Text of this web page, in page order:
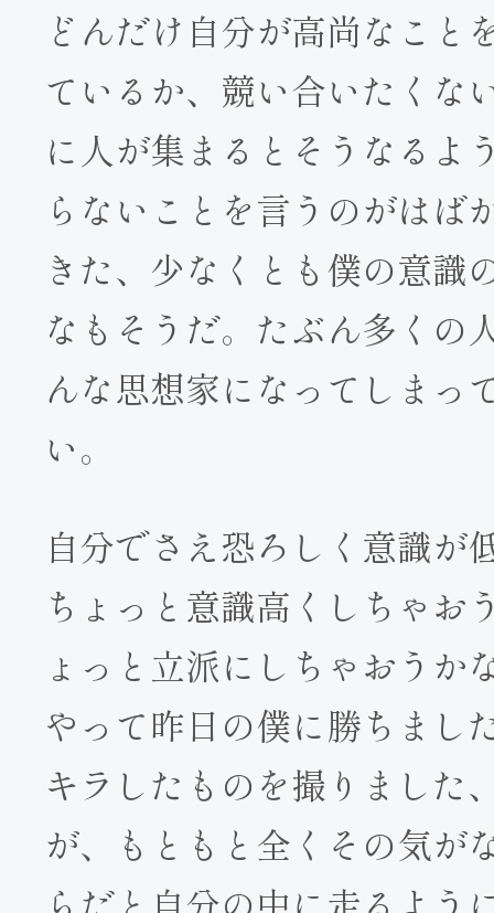
どんだけ自分が高尚なこと
ているか、競い合いたくな
に人が集まるとそうなるよ
らないことを言うのがはば
きた、少なくとも僕の意識
なもそうだ。たぶん多くの
んな思想家になってしまっ
い。
自分でさえ恐ろしく意識が
ちょっと意識高くしちゃお
ょっと立派にしちゃおうか
やって昨日の僕に勝ちまし
キラしたものを撮りました
が、もともと全くその気が
らだと自分の中に走るよう